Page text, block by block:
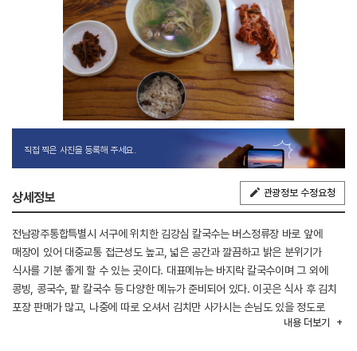
직접 찍은 사진을 등록해 주세요.
상세정보 관광정보 수정요청
전남광주통합특별시 서구에 위치한 김강심 칼국수는 버스정류장 바로 앞에
매장이 있어 대중교통 접근성도 높고, 넓은 공간과 깔끔하고 밝은 분위기가
식사를 기분 좋게 할 수 있는 곳이다. 대표메뉴는 바지락 칼국수이며 그 외에
콩빙, 콩국수, 팥 칼국수 등 다양한 메뉴가 준비되어 있다. 이곳은 식사 후 김치
포장 판매가 많고, 나중에 따로 오셔서 김치만 사가시는 손님도 있을 정도로
내용 더보기